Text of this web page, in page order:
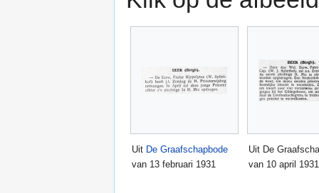
Uit De Graafschapbode
van 13 februari 1931
Uit De
van 10 april 1931